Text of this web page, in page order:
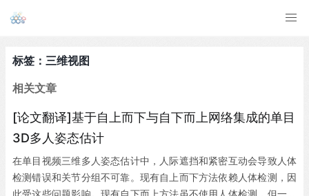
标签：三维视图
相关文章
[论文翻译]基于自上而下与自下而上网络集成的单目
3D多人姿态估计
在单目视频三维多人姿态估计中，人际遮挡和紧密互动会导致人体
检测错误和关节分组不可靠。现有自上而下方法依赖人体检测，因
此受这些问题影响。现有自下而上方法虽不使用人体检测，但一次